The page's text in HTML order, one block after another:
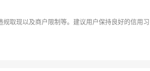
取现以及商户限制等。建议用户保持良好的信用习